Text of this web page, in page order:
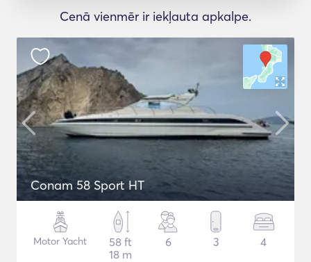
Cenā vienmēr ir iekļauta apkalpe.
Conam 58 Sport HT
Motor Yacht
58 ft
18 m
6 3 4